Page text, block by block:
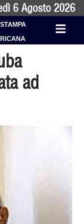
6 Agosto 2026
ad